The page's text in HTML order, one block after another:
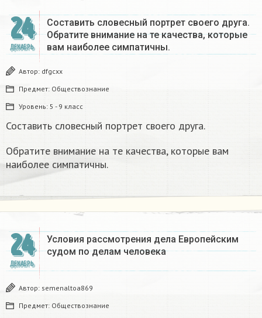
24
ДЕКАБРЬ
Составить словесный портрет своего друга.
Обратите внимание на те качества, которые
вам наиболее симпатичны.
Автор: dfgcxx
Предмет: Обществознание
Уровень: 5 - 9 класс
Составить словесный портрет своего друга.
Обратите внимание на те качества, которые вам
наиболее симпатичны.
24
ДЕКАБРЬ
Условия рассмотрения дела Европейским
судом по делам человека
Автор: semenaltoa869
Предмет: Обществознание